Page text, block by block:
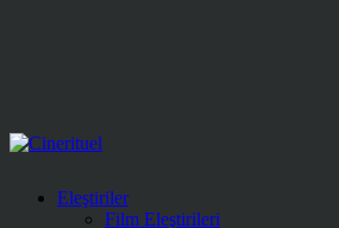
Eleştiriler
Film Eleştirileri